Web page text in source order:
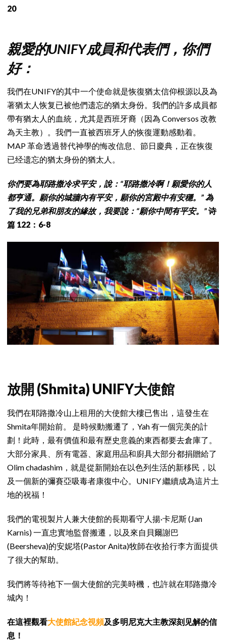
20
親愛的UNIFY成員和代表們，你們
好：
我們在UNIFY的其中一个使命就是恢復猶太信仰根源以及為
著猶太人恢复已被他們遗忘的猶太身份。我們的許多成員都
帶有猶太人的血統，尤其是西班牙裔（因為 Conversos 改教
為天主教）。我們一直被西班牙人的恢復運動感動着。
MAP 革命透過替代神學的悔改信息、節日慶典，正在恢復
已经遗忘的猶太身份的猶太人。
你們要為耶路撒冷求平安，說：“耶路撒冷啊！願愛你的人
都亨通。願你的城牆內有平安，願你的宮殿中有安穩。” 為
了我的兄弟和朋友的緣故，我要說：“願你中間有平安。”诗
篇 122：6-8
放開 (Shmita) UNIFY大使館
我們在耶路撒冷山上租用的大使館大樓已售出，這發生在
Shmita年開始前。 是時候動搬遷了，Yah 有一個完美的計
劃！此時，最有價值和最有歷史意義的東西都要去倉庫了。
大部分家具、所有電器、家庭用品和廚具大部分都捐贈給了
Olim chadashim，就是從新開始在以色列生活的新移民，以
及一個新的彌賽亞吸毒者康復中心。UNIFY 繼續成為這片土
地的祝福！
我們的電視製片人兼大使館的長期看守人揚·卡尼斯 (Jan
Karnis) 一直忠實地監督搬遷，以及來自貝爾謝巴
(Beersheva)的安妮塔(Pastor Anita)牧師在收拾行李方面提供
了很大的幫助。
我們將等待祂下一個大使館的完美時機，也許就在耶路撒冷
城內！
在這裡觀看大使館紀念視頻及多明尼克大主教深刻见解的信
息！